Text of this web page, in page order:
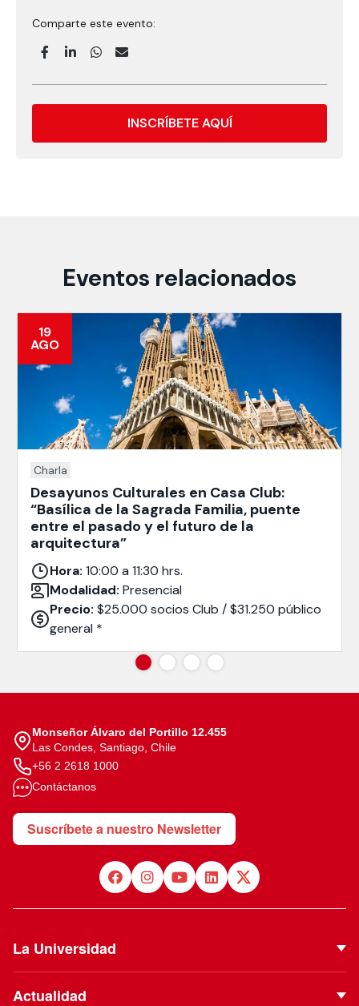
Comparte este evento:
INSCRÍBETE AQUÍ
Eventos relacionados
19
AGO
Charla
Desayunos Culturales en Casa Club:
“Basílica de la Sagrada Familia, puente
entre el pasado y el futuro de la
arquitectura”
Hora: 10:00 a 11:30 hrs.
Modalidad: Presencial
Precio: $25.000 socios Club / $31.250 público
general *
Monseñor Álvaro del Portillo 12.455
Las Condes, Santiago, Chile
+56 2 2618 1000
Contáctanos
Suscríbete a nuestro Newsletter
La Universidad
Actualidad